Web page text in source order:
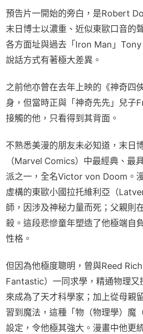
預告片一開始的旁白，是Robert
末日博士以濃重、近似東歐口音的
各方面址與過去「Iron Man」
說話方式有著極大差異。
之前他亦曾在去年上映的《神奇四
身，但當時正與「神奇先先」兒子
接觸的他，只看得到其背面。
不熟悉美漫的朋友未必知道，末日
（Marvel Comics）中最經典、最
派之一，全名Victor von Doom。
虛構的東歐小國拉托維利亞（
師，因涉及神秘力量而死；父親則
殺。這段悲慘童年塑造了他極端自
性格。
但因為他極度聰明，曾與Reed
Fantastic）一同求學，精通物理又
來成為了天才科學家；加上從母親
習到魔法，這種「物（物理學）魔
設定，令他極其強大。漫畫中他更